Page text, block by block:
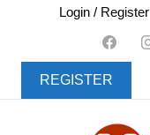
content
Login / Register
REGISTER